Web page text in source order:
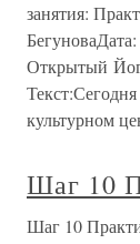
занятия:
Открытый
культурном
Шаг 10
Шаг 10